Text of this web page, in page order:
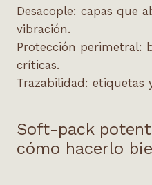
Desacople: capas que
vibración.
Protección perimetral:
críticas.
Trazabilidad: etiquetas
Soft-pack
cómo hacerlo